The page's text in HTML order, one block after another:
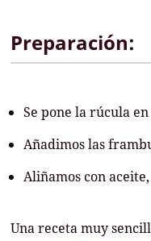
Preparación:
Se pone la rúcula
Añadimos las
Aliñamos con
Una receta muy